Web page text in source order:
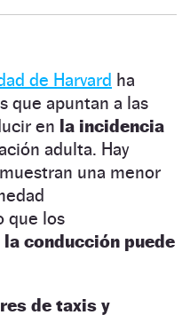
de Harvard ha
que apuntan a las
en la incidencia
adulta. Hay
una menor
que los
la conducción puede
de taxis y